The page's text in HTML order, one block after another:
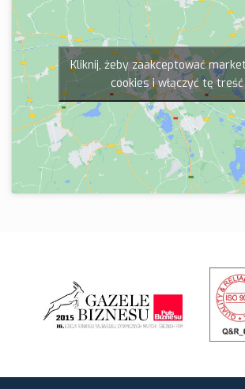
Kliknij, żeby zaakceptować
cookies i włączyć tę treść